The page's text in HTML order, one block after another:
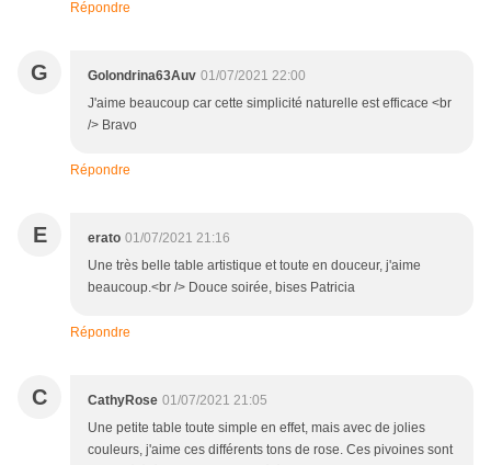
Répondre
G Golondrina63Auv 01/07/2021 22:00
J'aime beaucoup car cette simplicité naturelle est efficace <br
/> Bravo
Répondre
E erato 01/07/2021 21:16
Une très belle table artistique et toute en douceur, j'aime
beaucoup.<br /> Douce soirée, bises Patricia
Répondre
C CathyRose 01/07/2021 21:05
Une petite table toute simple en effet, mais avec de jolies
couleurs, j'aime ces différents tons de rose. Ces pivoines sont